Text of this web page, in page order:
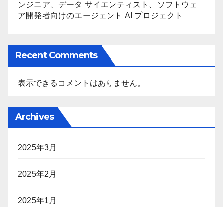
ンジニア、データ サイエンティスト、ソフトウェ
ア開発者向けのエージェント AI プロジェクト
Recent Comments
表示できるコメントはありません。
Archives
2025年3月
2025年2月
2025年1月